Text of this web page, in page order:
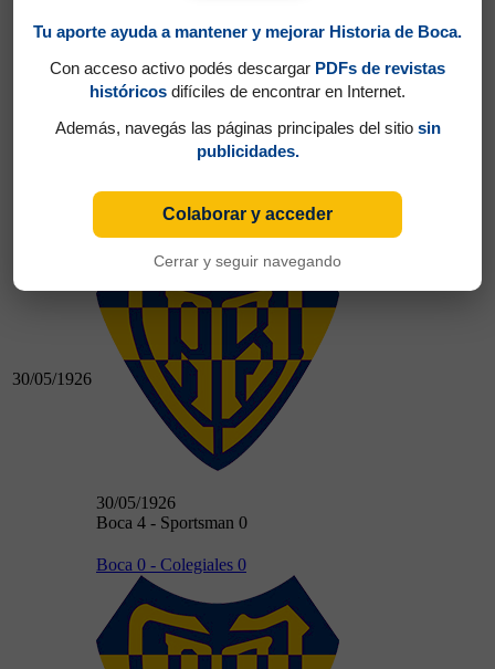
16/05/1926
30/05/1926
Boca 4 - Sportsman 0
30/05/1926
Boca 4 - Sportsman 0
Boca 0 - Colegiales 0
Tu aporte ayuda a mantener y mejorar Historia de Boca.
Con acceso activo podés descargar PDFs de revistas
históricos difíciles de encontrar en Internet.
Además, navegás las páginas principales del sitio sin
publicidades.
Colaborar y acceder
Cerrar y seguir navegando